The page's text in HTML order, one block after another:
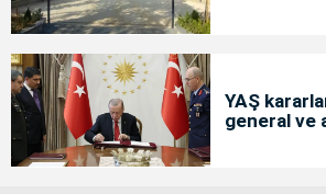
YAŞ
general ve